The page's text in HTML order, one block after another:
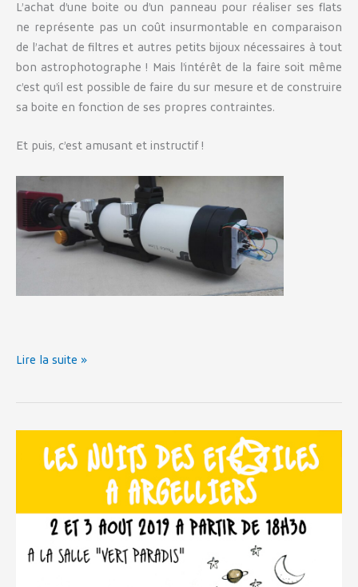
L’achat d’une boite ou d’un panneau pour réaliser ses flats
ne représente pas un coût insurmontable en comparaison
de l’achat de filtres et autres petits bijoux nécessaires à tout
bon astrophotographe ! Mais l’intérêt de la faire soit même
c’est qu’il est possible de faire du sur mesure et de construire
sa boite en fonction de ses propres contraintes.
Et puis, c’est amusant et instructif !
Lire la suite »